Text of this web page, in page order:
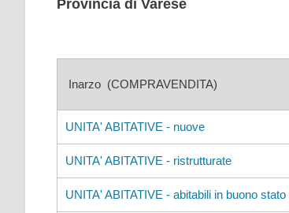
Provincia di Varese
Inarzo (COMPRAVENDITA)
UNITA' ABITATIVE - nuove
UNITA' ABITATIVE - ristrutturate
UNITA' ABITATIVE - abitabili in buono stato